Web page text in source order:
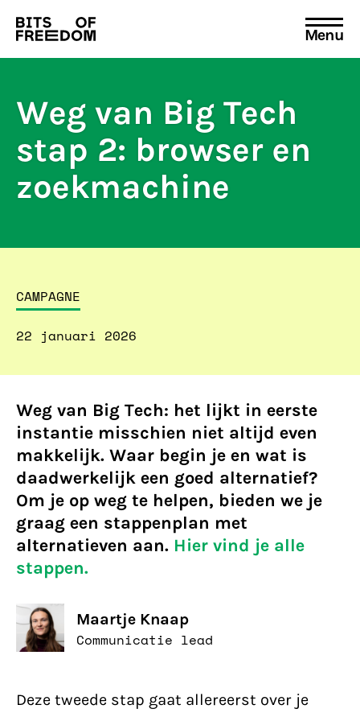
Search
for:
Menu
Weg van Big Tech
stap 2: browser en
zoekmachine
CAMPAGNE
22 januari 2026
Weg van Big Tech: het lijkt in eerste
instantie misschien niet altijd even
makkelijk. Waar begin je en wat is
daadwerkelijk een goed alternatief?
Om je op weg te helpen, bieden we je
graag een stappenplan met
alternatieven aan. Hier vind je alle
stappen.
Maartje Knaap
Communicatie lead
Deze tweede stap gaat allereerst over je